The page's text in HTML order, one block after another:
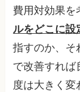
費用対効果を
ルをどこに設
指すのか、そ
で改善すれば
度は大きく変